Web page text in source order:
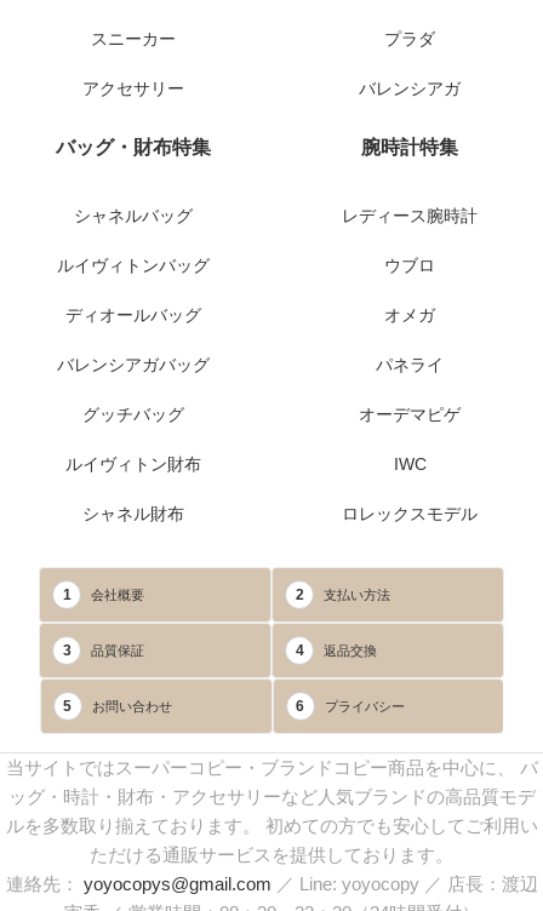
スニーカー
アクセサリー
プラダ
バレンシアガ
バッグ・財布特集
シャネルバッグ
ルイヴィトンバッグ
ディオールバッグ
バレンシアガバッグ
グッチバッグ
ルイヴィトン財布
シャネル財布
腕時計特集
レディース腕時計
ウブロ
オメガ
パネライ
オーデマピゲ
IWC
ロレックスモデル
1 会社概要 2 支払い方法
3 品質保証 4 返品交換
5 お問い合わせ 6 プライバシー
当サイトではスーパーコピー・ブランドコピー商品を中心に、 バ
ッグ・時計・財布・アクセサリーなど人気ブランドの高品質モデ
ルを多数取り揃えております。 初めての方でも安心してご利用い
ただける通販サービスを提供しております。
連絡先： yoyocopys@gmail.com ／ Line: yoyocopy ／ 店長：渡辺